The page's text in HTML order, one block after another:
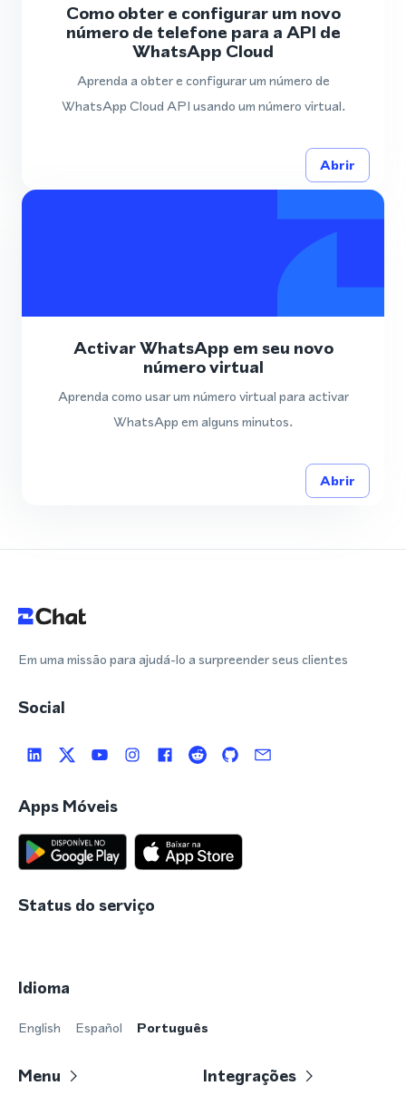
Como obter e configurar um novo
número de telefone para a API de
WhatsApp Cloud
Aprenda a obter e configurar um número de
WhatsApp Cloud API usando um número virtual.
Abrir
Activar WhatsApp em seu novo
número virtual
Aprenda como usar um número virtual para activar
WhatsApp em alguns minutos.
Abrir
Em uma missão para ajudá-lo a surpreender seus clientes
Social
Apps Móveis
Status do serviço
Idioma
English Español Português
Menu Integrações